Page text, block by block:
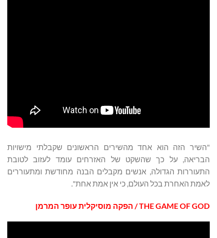
"השיר הזה הוא אחד מהשירים הראשונים שקבלתי מישויות
הבריאה, על כך שהשקט של האזרחים עומד לעזוב לטובת
התעוררות הגדולה, אנשים מקבלים הבנה מחודשת ומתעוררים
לאמת האחרת בכל העולם, כי אין אמת אחת".
THE GAME OF GOD/ הפקה מוסיקלית עופר המרמן